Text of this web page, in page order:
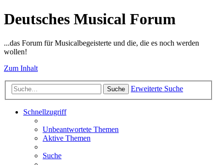
Deutsches Musical Forum
...das Forum für Musicalbegeisterte und die, die es noch werden
wollen!
Zum Inhalt
Suche Erweiterte Suche
Schnellzugriff
Unbeantwortete Themen
Aktive Themen
Suche